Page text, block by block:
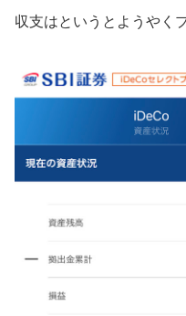
収支はというとようやく